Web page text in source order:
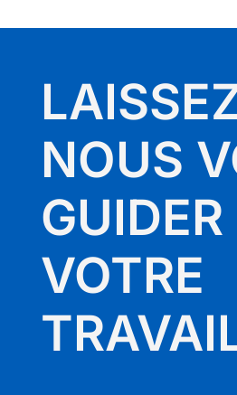
NOUS
GUIDER
VOTRE